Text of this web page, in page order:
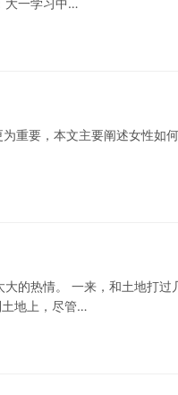
大一学习中…
要，本文主要阐述女性如
的热情。 一来，和土地打
地上，尽管…